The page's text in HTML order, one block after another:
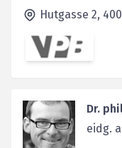
Hutgasse 2,
Dr.
eidg.